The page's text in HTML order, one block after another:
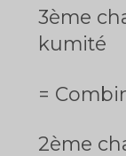
3ème
kumité
=
2ème